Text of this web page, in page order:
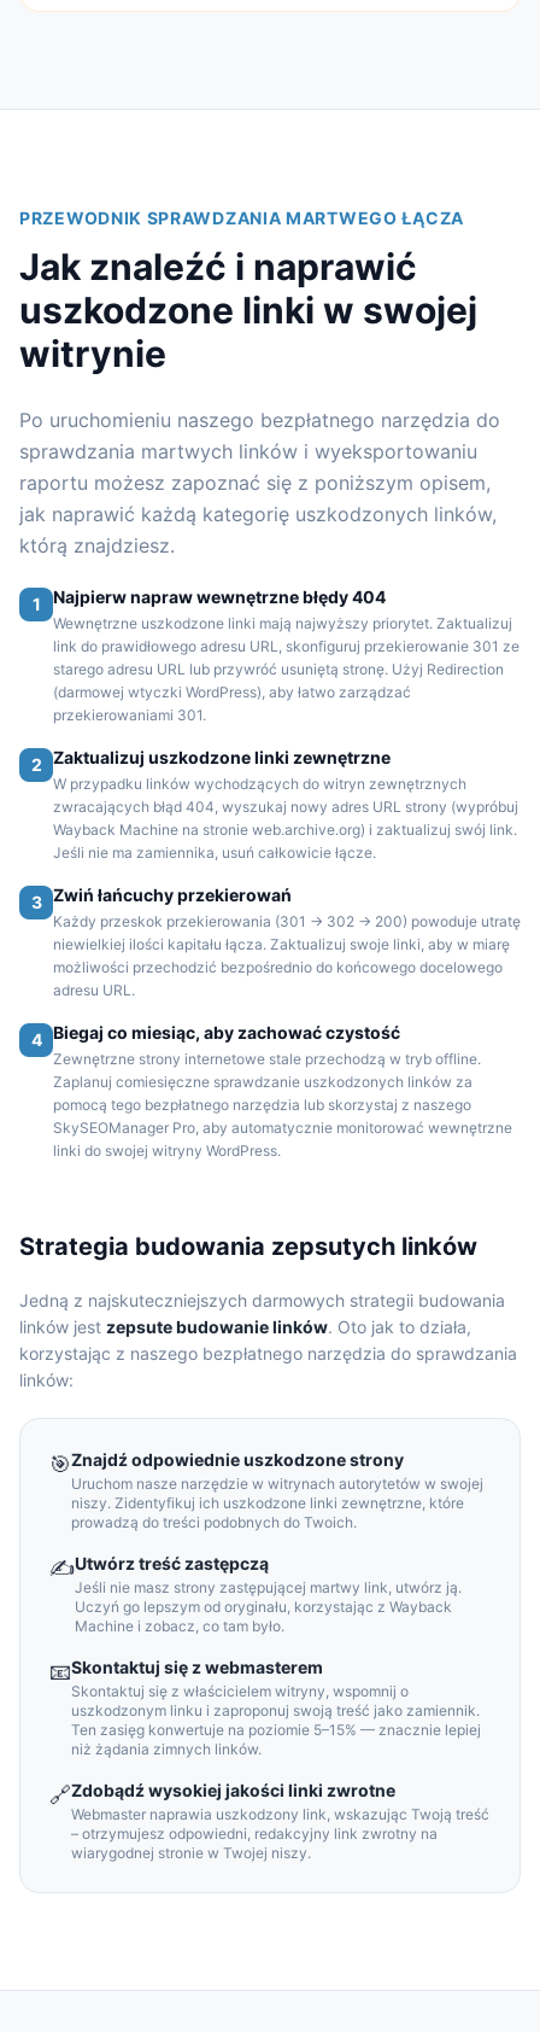
PRZEWODNIK SPRAWDZANIA MARTWEGO ŁĄCZA
Jak znaleźć i naprawić
uszkodzone linki w swojej
witrynie
Po uruchomieniu naszego bezpłatnego narzędzia do
sprawdzania martwych linków i wyeksportowaniu
raportu możesz zapoznać się z poniższym opisem,
jak naprawić każdą kategorię uszkodzonych linków,
którą znajdziesz.
1 Najpierw napraw wewnętrzne błędy 404
Wewnętrzne uszkodzone linki mają najwyższy priorytet. Zaktualizuj
link do prawidłowego adresu URL, skonfiguruj przekierowanie 301 ze
starego adresu URL lub przywróć usuniętą stronę. Użyj Redirection
(darmowej wtyczki WordPress), aby łatwo zarządzać
przekierowaniami 301.
2 Zaktualizuj uszkodzone linki zewnętrzne
W przypadku linków wychodzących do witryn zewnętrznych
zwracających błąd 404, wyszukaj nowy adres URL strony (wypróbuj
Wayback Machine na stronie web.archive.org) i zaktualizuj swój link.
Jeśli nie ma zamiennika, usuń całkowicie łącze.
3 Zwiń łańcuchy przekierowań
Każdy przeskok przekierowania (301 → 302 → 200) powoduje utratę
niewielkiej ilości kapitału łącza. Zaktualizuj swoje linki, aby w miarę
możliwości przechodzić bezpośrednio do końcowego docelowego
adresu URL.
4 Biegaj co miesiąc, aby zachować czystość
Zewnętrzne strony internetowe stale przechodzą w tryb offline.
Zaplanuj comiesięczne sprawdzanie uszkodzonych linków za
pomocą tego bezpłatnego narzędzia lub skorzystaj z naszego
SkySEOManager Pro, aby automatycznie monitorować wewnętrzne
linki do swojej witryny WordPress.
Strategia budowania zepsutych linków
Jedną z najskuteczniejszych darmowych strategii budowania
linków jest zepsute budowanie linków. Oto jak to działa,
korzystając z naszego bezpłatnego narzędzia do sprawdzania
linków:
🎯Znajdź odpowiednie uszkodzone strony
Uruchom nasze narzędzie w witrynach autorytetów w swojej
niszy. Zidentyfikuj ich uszkodzone linki zewnętrzne, które
prowadzą do treści podobnych do Twoich.
✍️Utwórz treść zastępczą
Jeśli nie masz strony zastępującej martwy link, utwórz ją.
Uczyń go lepszym od oryginału, korzystając z Wayback
Machine i zobacz, co tam było.
📧Skontaktuj się z webmasterem
Skontaktuj się z właścicielem witryny, wspomnij o
uszkodzonym linku i zaproponuj swoją treść jako zamiennik.
Ten zasięg konwertuje na poziomie 5–15% — znacznie lepiej
niż żądania zimnych linków.
🔗Zdobądź wysokiej jakości linki zwrotne
Webmaster naprawia uszkodzony link, wskazując Twoją treść
– otrzymujesz odpowiedni, redakcyjny link zwrotny na
wiarygodnej stronie w Twojej niszy.